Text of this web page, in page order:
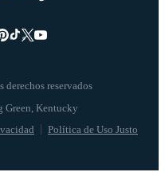
reservados
Política de Uso Justo